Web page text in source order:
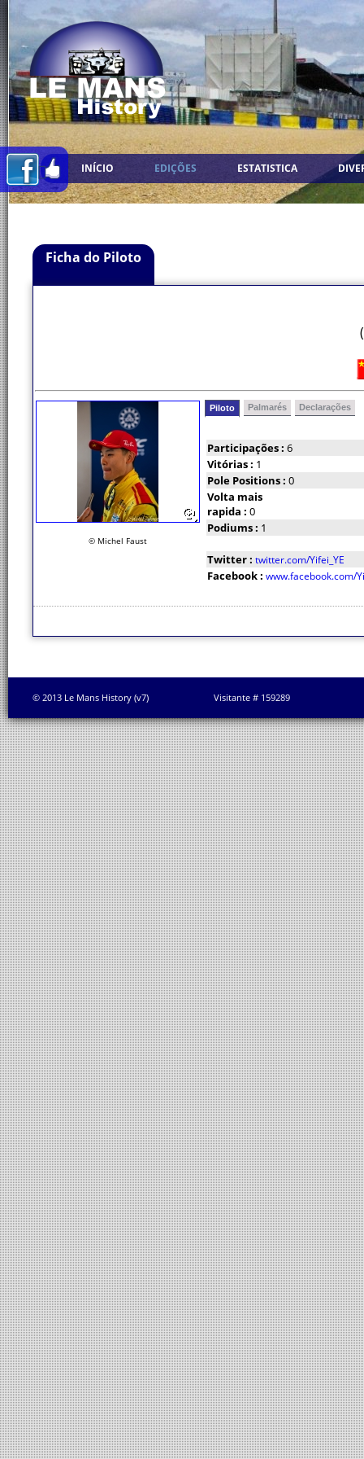
INÍCIO EDIÇÕES ESTATISTICA
Ficha do Piloto
© Michel Faust
Piloto Palmarés Declarações
Participações : 6
Vitórias : 1
Pole Positions : 0
Volta mais
rapida : 0
Podiums : 1
Twitter : twitter.com/Yifei_YE
Facebook : www.facebook.com/
© 2013 Le Mans History (v7) Visitante # 159289